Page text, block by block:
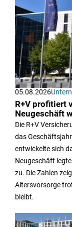
05.08.2026
R+V profitiert
Neugeschäft
Die R+V
das
entwickelte sich
Neugeschäft
zu. Die Zahlen
Altersvorsorge
bleibt.